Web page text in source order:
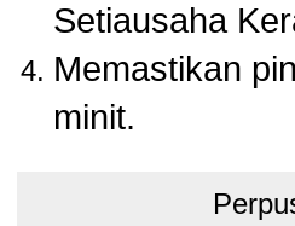
Setiausaha
Memastikan
minit.